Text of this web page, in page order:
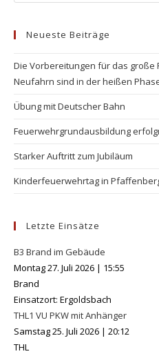
Neueste Beiträge
Die Vorbereitungen für das große
Neufahrn sind in der heißen
Übung mit Deutscher Bahn
Feuerwehrgrundausbildung
Starker Auftritt zum Jubiläum
Kinderfeuerwehrtag in
Letzte Einsätze
B3 Brand im Gebäude
Montag 27. Juli 2026 | 15:55
Brand
Einsatzort: Ergoldsbach
THL1 VU PKW mit Anhänger
Samstag 25. Juli 2026 | 20:12
THL